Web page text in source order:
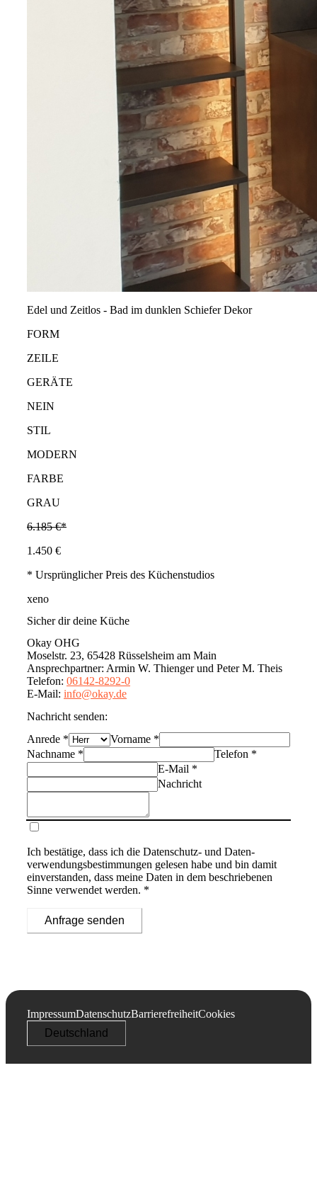
Edel und Zeitlos - Bad im dunklen Schiefer Dekor
FORM
ZEILE
GERÄTE
NEIN
STIL
MODERN
FARBE
GRAU
6.185 €*
1.450 €
* Ursprünglicher Preis des Küchenstudios
xeno
Sicher dir deine Küche
Okay OHG
Moselstr. 23, 65428 Rüsselsheim am Main
Ansprechpartner: Armin W. Thienger und Peter M. Theis
Telefon: 06142-8292-0
E-Mail: info@okay.de
Nachricht senden:
Anrede * Vorname *
Nachname * Telefon *
E-Mail *
Nachricht
Ich bestätige, dass ich die Datenschutz- und Daten­
verwendungs­bestimmungen gelesen habe und bin damit
einverstanden, dass meine Daten in dem beschriebenen
Sinne verwendet werden. *
Anfrage senden
ImpressumDatenschutzBarrierefreiheitCookies
Deutschland